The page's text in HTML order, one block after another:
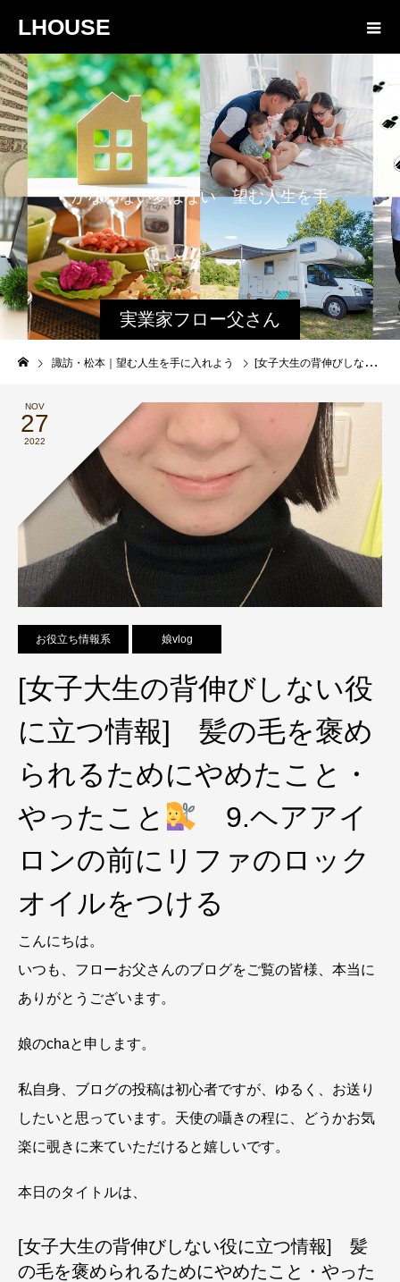
LHOUSE
実業家フロー父さん
と娘のファミログ
かなわない夢はない 望む人生を手に入れよう
諏訪・松本｜望む人生を手に入れよう [女子大生の背伸びしない役に立つ情報] 髪の毛を褒められるためにやめたこと・やったこと
NOV
27
2022
お役立ち情報系 娘vlog
[女子大生の背伸びしない役
に立つ情報] 髪の毛を褒め
られるためにやめたこと・
やったこと
9.ヘアアイ
ロンの前にリファのロック
オイルをつける
こんにちは。
いつも、フローお父さんのブログをご覧の皆様、本当に
ありがとうございます。
娘のchaと申します。
私自身、ブログの投稿は初心者ですが、ゆるく、お送り
したいと思っています。天使の囁きの程に、どうかお気
楽に覗きに来ていただけると嬉しいです。
本日のタイトルは、
[女子大生の背伸びしない役に立つ情報] 髪
の毛を褒められるためにやめたこと・やった